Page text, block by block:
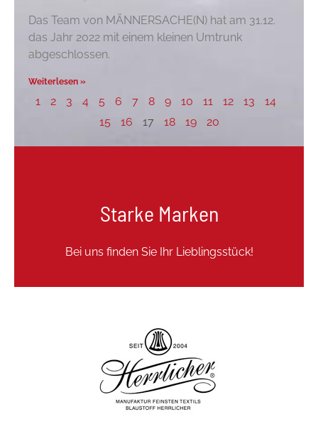
Das Team von MÄNNERSACHE(N) hat am 31.12.
das Jahr 2022 mit einem kleinen Umtrunk
abgeschlossen.
Weiterlesen »
1 2 3 4 5 6 7 8 9 10 11 12 13
14
15
16 17 18 19 20
Starke Marken
Bei uns finden Sie Ihr Lieblingsstück!